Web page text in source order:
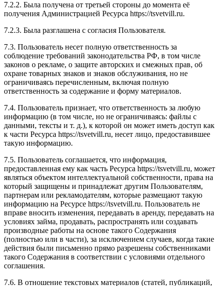
7.2.2. Была получена от третьей стороны до момента её
получения Администрацией Ресурса https://tsvetvill.ru.
7.2.3. Была разглашена с согласия Пользователя.
7.3. Пользователь несет полную ответственность за
соблюдение требований законодательства РФ, в том числе
законов о рекламе, о защите авторских и смежных прав, об
охране товарных знаков и знаков обслуживания, но не
ограничиваясь перечисленным, включая полную
ответственность за содержание и форму материалов.
7.4. Пользователь признает, что ответственность за любую
информацию (в том числе, но не ограничиваясь: файлы с
данными, тексты и т. д.), к которой он может иметь доступ как
к части Ресурса https://tsvetvill.ru, несет лицо, предоставившее
такую информацию.
7.5. Пользователь соглашается, что информация,
предоставленная ему как часть Ресурса https://tsvetvill.ru, может
являться объектом интеллектуальной собственности, права на
который защищены и принадлежат другим Пользователям,
партнерам или рекламодателям, которые размещают такую
информацию на Ресурсе https://tsvetvill.ru. Пользователь не
вправе вносить изменения, передавать в аренду, передавать на
условиях займа, продавать, распространять или создавать
производные работы на основе такого Содержания
(полностью или в части), за исключением случаев, когда такие
действия были письменно прямо разрешены собственниками
такого Содержания в соответствии с условиями отдельного
соглашения.
7.6. В отношение текстовых материалов (статей, публикаций,